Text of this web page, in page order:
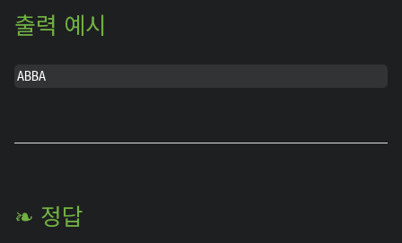
출력 예시
ABBA
❧ 정답